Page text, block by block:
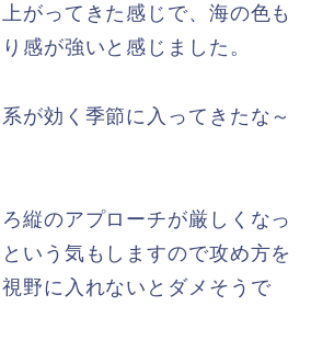
がってきた感じで、海の色も
感が強いと感じました。
が効く季節に入ってきたな～
縦のアプローチが厳しくなっ
いう気もしますので攻め方を
野に入れないとダメそうで